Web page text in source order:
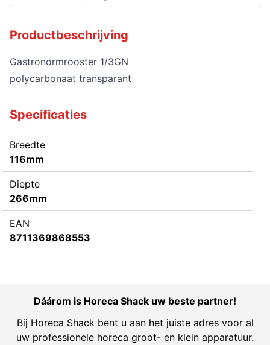
Productbeschrijving
Gastronormrooster 1/3GN
polycarbonaat transparant
Specificaties
Breedte
116mm
Diepte
266mm
EAN
8711369868553
Dáárom is Horeca Shack uw beste partner!
Bij Horeca Shack bent u aan het juiste adres voor al
uw professionele horeca groot- en klein apparatuur.